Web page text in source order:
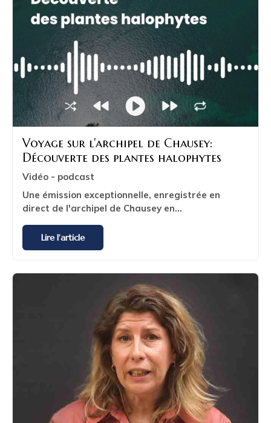
Voyage sur l'archipel de Chausey:
Découverte des plantes halophytes
Vidéo - podcast
Une émission exceptionnelle, enregistrée en
direct de l'archipel de Chausey en...
Lire l'article